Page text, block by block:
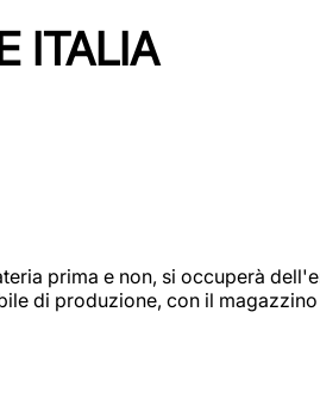
ITALIA
prima e non, si occuperà
di produzione, con il